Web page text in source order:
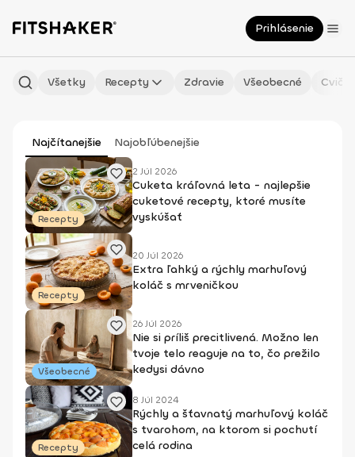
Prihlásenie
Všetky Recepty Zdravie Všeobecné
Najčítanejšie Najobľúbenejšie
Recepty
2 Júl 2026
Cuketa kráľovná leta - najlepšie
cuketové recepty, ktoré musíte
vyskúšať
Recepty
20 Júl 2026
Extra ľahký a rýchly marhuľový
koláč s mrveničkou
Všeobecné
26 Júl 2026
Nie si príliš precitlivená. Možno len
tvoje telo reaguje na to, čo prežilo
kedysi dávno
Recepty
8 Júl 2024
Rýchly a šťavnatý marhuľový koláč
s tvarohom, na ktorom si pochutí
celá rodina